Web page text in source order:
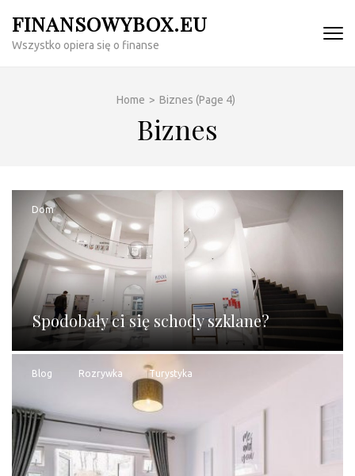
content
FINANSOWYBOX.EU
Wszystko opiera się o finanse
Home > Biznes (Page 4)
Biznes
Dom
Spodobały ci się schody szklane?
Blog Rozrywka Turystyka